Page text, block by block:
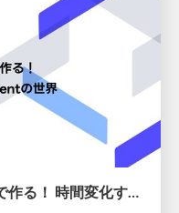
Temporal Knowledge Graphで作る！ 時間変化するナレッジを扱うAI Agentの世界